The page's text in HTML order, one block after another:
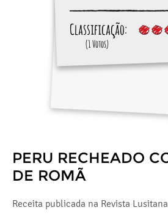
Classificação:
(1 Votos)
PERU RECHEADO
DE ROMÃ
Receita publicada na Revista